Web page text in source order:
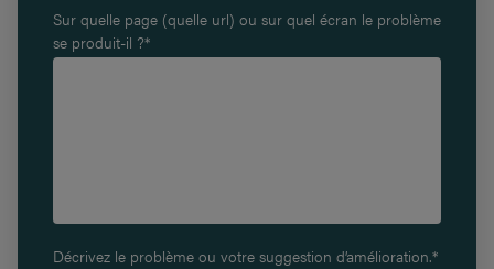
Sur quelle page (quelle url) ou sur quel écran le problème
se produit-il ?*
Décrivez le problème ou votre suggestion d’amélioration.*